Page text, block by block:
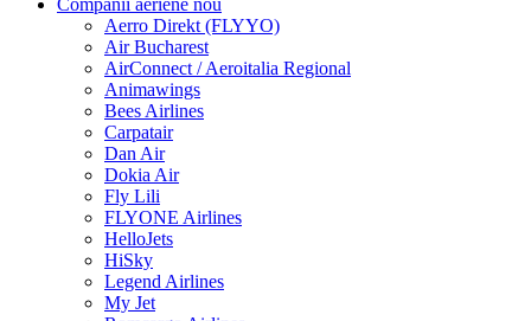
Companii aeriene nou
Aerro Direkt (FLYYO)
Air Bucharest
AirConnect / Aeroitalia Regional
Animawings
Bees Airlines
Carpatair
Dan Air
Dokia Air
Fly Lili
FLYONE Airlines
HelloJets
HiSky
Legend Airlines
My Jet